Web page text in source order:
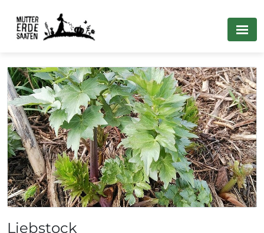
Liebstock